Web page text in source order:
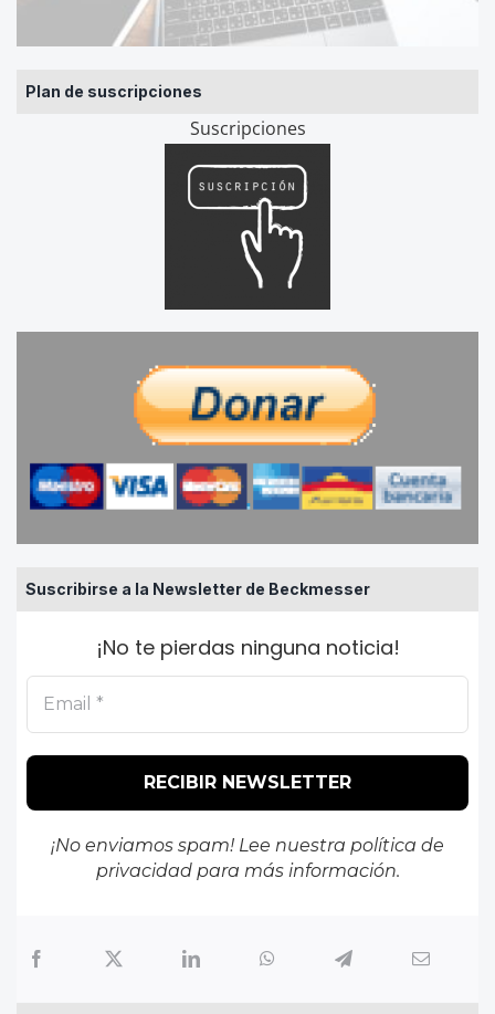
Plan de suscripciones
Suscripciones
Suscribirse a la Newsletter de Beckmesser
¡No te pierdas ninguna noticia!
¡No enviamos spam! Lee nuestra política de
privacidadpara más información.